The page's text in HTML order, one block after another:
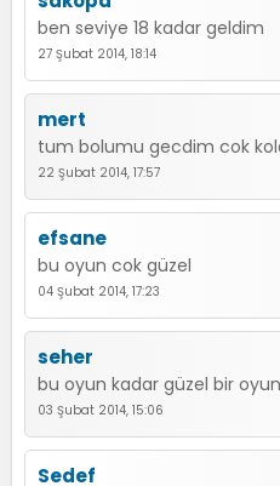
ben seviye 18 kadar geldim
27 Şubat 2014, 18:14
mert
tum bolumu gecdim cok
22 Şubat 2014, 17:57
efsane
bu oyun cok güzel
04 Şubat 2014, 17:23
seher
bu oyun kadar güzel bir
03 Şubat 2014, 15:06
Sedef